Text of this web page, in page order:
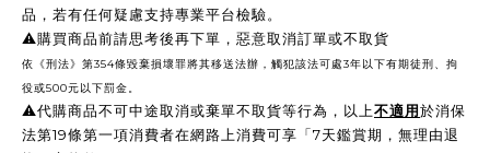
品，若有任何疑慮支持專業平台檢驗。
⚠️購買商品前請思考後再下單，惡意取消訂單或不取貨
依《刑法》第354條毀棄損壞罪將其移送法辦，觸犯該法可處3年以下有期徒刑、拘
役或500元以下罰金。
⚠️代購商品不可中途取消或棄單不取貨等行為，以上不適用於消保
法第19條第一項消費者在網路上消費可享「7天鑑賞期，無理由退